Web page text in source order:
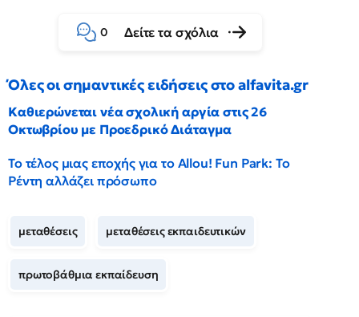
0 Δείτε τα σχόλια
Όλες οι σημαντικές ειδήσεις στο alfavita.gr
Καθιερώνεται νέα σχολική αργία στις 26
Οκτωβρίου με Προεδρικό Διάταγμα
Το τέλος μιας εποχής για το Allou! Fun Park: Το
Ρέντη αλλάζει πρόσωπο
μεταθέσεις μεταθέσεις εκπαιδευτικών
πρωτοβάθμια εκπαίδευση